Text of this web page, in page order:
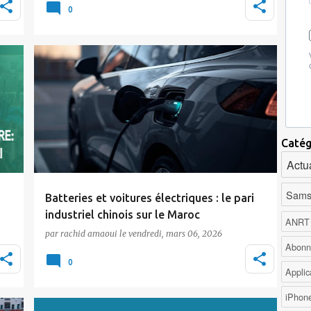
prévue du 7 au 9 avril à Marrakech, s'enrichit
0
Batteries et voitures électriques : le pari
industriel chinois sur le Maroc
l'industrie automobile mondiale, en
par rachid amaoui le vendredi, mars 06, 2026
Actualité Tic Maroc Voiture Electrique
0
ANRT